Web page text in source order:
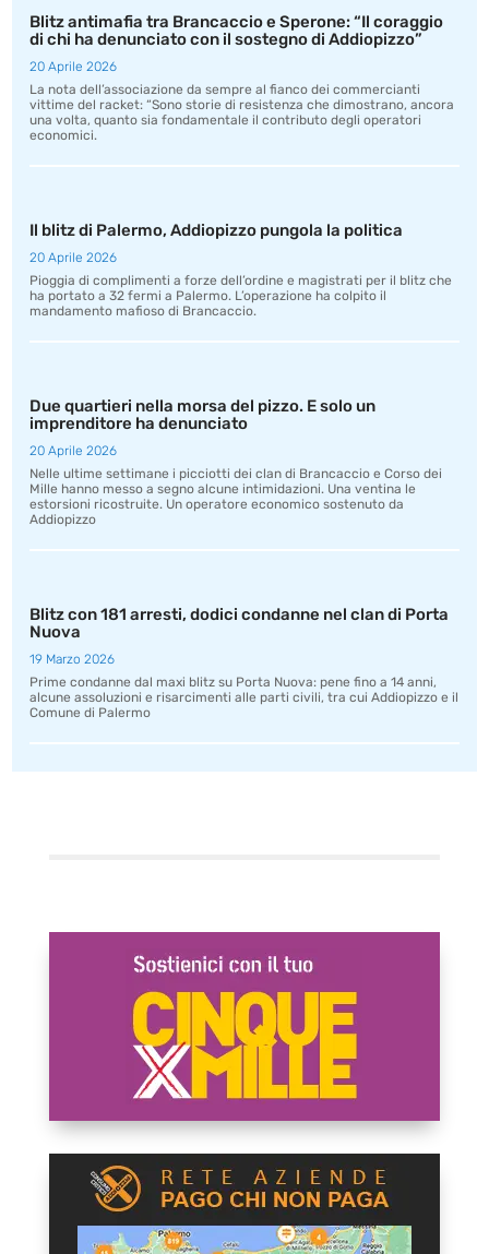
Blitz antimafia tra Brancaccio e Sperone: “Il coraggio
di chi ha denunciato con il sostegno di Addiopizzo”
20 Aprile 2026
La nota dell’associazione da sempre al fianco dei commercianti
vittime del racket: “Sono storie di resistenza che dimostrano, ancora
una volta, quanto sia fondamentale il contributo degli operatori
economici.
Il blitz di Palermo, Addiopizzo pungola la politica
20 Aprile 2026
Pioggia di complimenti a forze dell’ordine e magistrati per il blitz che
ha portato a 32 fermi a Palermo. L’operazione ha colpito il
mandamento mafioso di Brancaccio.
Due quartieri nella morsa del pizzo. E solo un
imprenditore ha denunciato
20 Aprile 2026
Nelle ultime settimane i picciotti dei clan di Brancaccio e Corso dei
Mille hanno messo a segno alcune intimidazioni. Una ventina le
estorsioni ricostruite. Un operatore economico sostenuto da
Addiopizzo
Blitz con 181 arresti, dodici condanne nel clan di Porta
Nuova
19 Marzo 2026
Prime condanne dal maxi blitz su Porta Nuova: pene fino a 14 anni,
alcune assoluzioni e risarcimenti alle parti civili, tra cui Addiopizzo e il
Comune di Palermo